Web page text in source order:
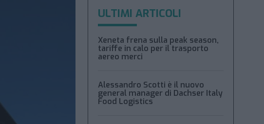
ULTIMI ARTICOLI
Xeneta frena sulla peak season,
tariffe in calo per il trasporto
aereo merci
Alessandro Scotti è il nuovo
general manager di Dachser Italy
Food Logistics